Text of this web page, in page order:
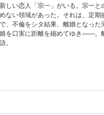
しい恋人「宗一」がいる。宗一と
ない領域があった。それは、定期
、不倫をシタ結果、離婚となった
を口実に距離を縮めてゆき――。
。